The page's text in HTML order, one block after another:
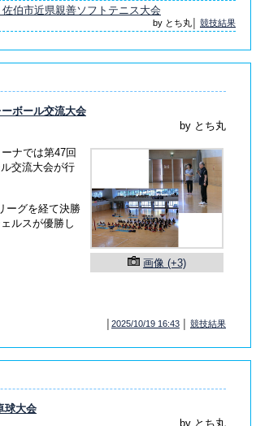
伯市近県親善ソフトテニス大会
by とち丸│ 競技結果
ボール交流大会
by とち丸
画像 (+3)
ナでは第47回
交流大会が行
ーグを経て決勝
ルスが優勝し
2025/10/19 16:43 競技結果
球大会
by とち丸